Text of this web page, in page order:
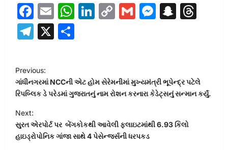
Facebook
EmailWhatsApp
LinkedIn
CopyGmail
Telegram
X
P
o
s
t
n
a
Previous:
ગાંધીનગરમાં NCCની એટ હોમ સેરેમનીમાં મુખ્યમંત્રી ભૂપેન્દ્ર પટેલે
રિપબ્લિક ડે પરેડમાં ગુજરાતનું નામ રોશન કરનારા કેડેટ્સનું સન્માન કર્યું.
Next:
સુરત એરપોર્ટ પર બેંગકોકથી આવેલી ફ્લાઇટમાંથી 6.93 કિલો
હાઇડ્રોપોનિક ગાંજા સાથે 4 પેસેન્જર્સની ધરપકડ